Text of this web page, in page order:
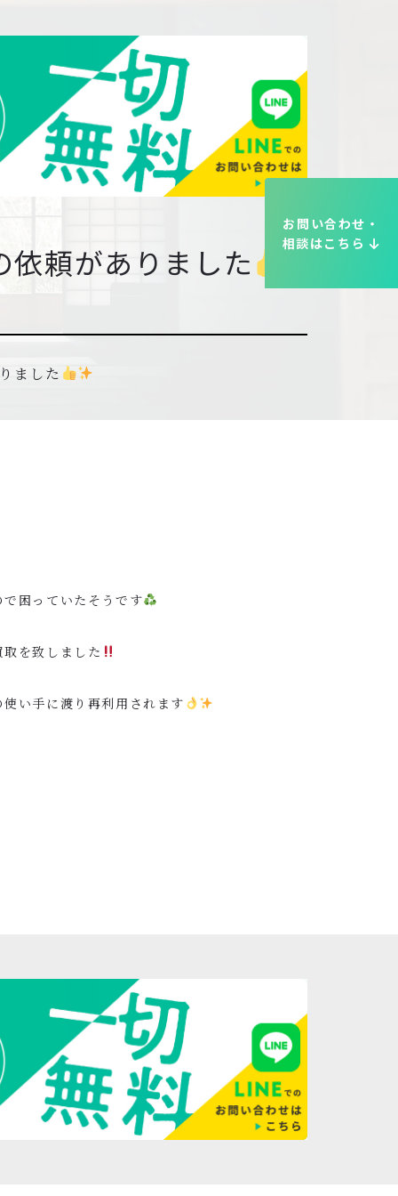
頼がありました
ました
困っていたそうです
を致しました
い手に渡り再利用されます
お問い合わせ・
相談はこちら